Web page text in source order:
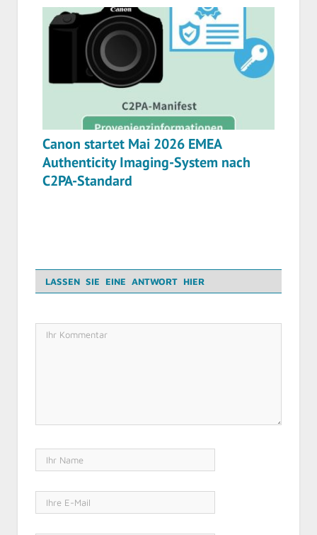
Canon startet Mai 2026 EMEA
Authenticity Imaging-System nach
C2PA-Standard
LASSEN SIE EINE ANTWORT HIER